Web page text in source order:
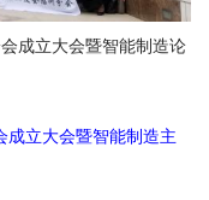
成立大会暨智能制造论
成立大会暨智能制造主